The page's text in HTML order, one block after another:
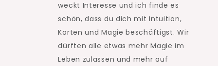
weckt Interesse und ich finde es
schön, dass du dich mit Intuition,
Karten und Magie beschäftigst. Wir
dürften alle etwas mehr Magie im
Leben zulassen und mehr auf